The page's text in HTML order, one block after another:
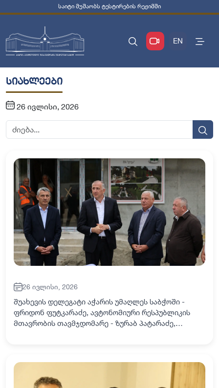
საიტი მუშაობს ტესტირების რეჟიმში
EN
სიახლეები
26 ივლისი, 2026
26 ივლისი, 2026
შუახევის დელეგატი აჭარის უმაღლეს საბჭოში -
ფრიდონ ფუტკარაძე, ავტონომიური რესპუბლიკის
მთავრობის თავმჯდომარე - ზურაბ პატარაძე,